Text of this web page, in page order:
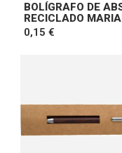
BOLÍGRAFO DE
RECICLADO
0,15 €